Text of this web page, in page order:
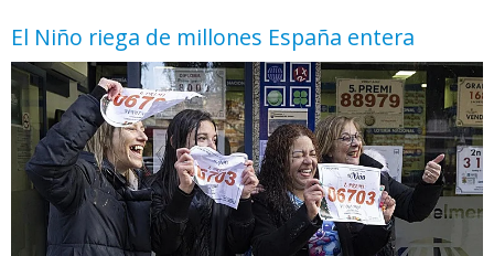
El Niño riega de millones España entera